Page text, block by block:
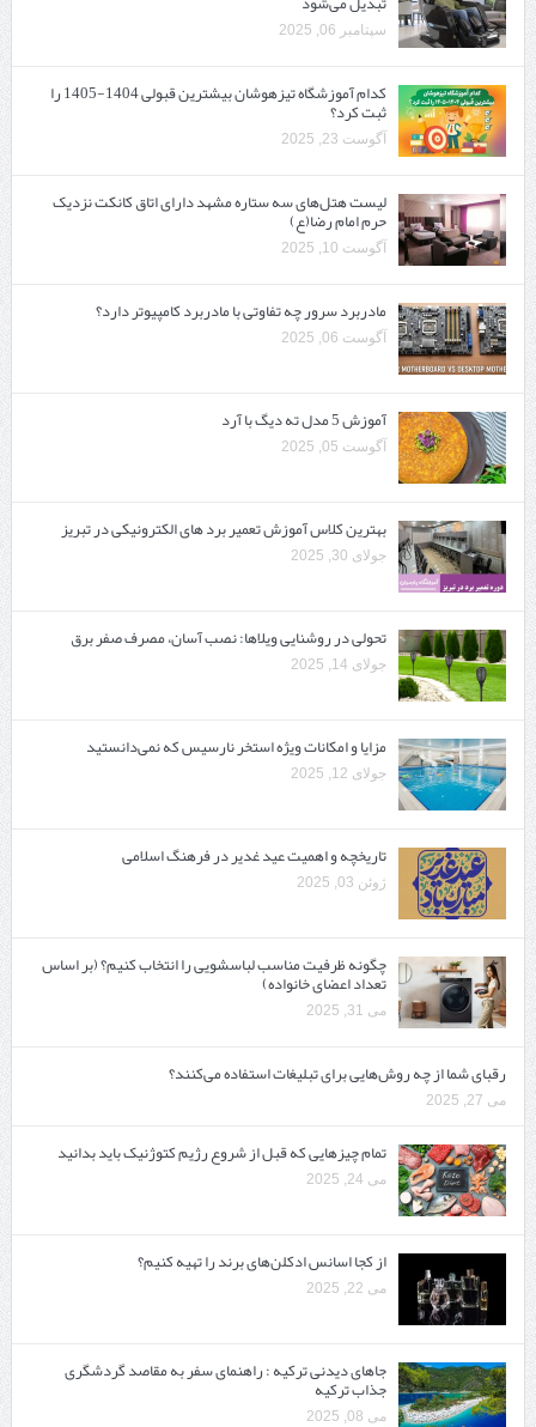
سپتامبر 06, 2025
کدام آموزشگاه تیزهوشان بیشترین قبولی 1404-1405 را
ثبت کرد؟
آگوست 23, 2025
لیست هتل‌های سه ستاره مشهد دارای اتاق کانکت نزدیک
حرم امام رضا(ع)
آگوست 10, 2025
مادربرد سرور چه تفاوتی با مادربرد کامپیوتر دارد؟
آگوست 06, 2025
آموزش 5 مدل ته دیگ با آرد
آگوست 05, 2025
بهترین کلاس آموزش تعمیر برد های الکترونیکی در تبریز
جولای 30, 2025
تحولی در روشنایی ویلاها: نصب آسان، مصرف صفر برق
جولای 14, 2025
مزایا و امکانات ویژه استخر نارسیس که نمی‌دانستید
جولای 12, 2025
تاریخچه و اهمیت عید غدیر در فرهنگ اسلامی
ژوئن 03, 2025
چگونه ظرفیت مناسب لباسشویی را انتخاب کنیم؟ (بر اساس
تعداد اعضای خانواده)
می 31, 2025
رقبای شما از چه روش‌هایی برای تبلیغات استفاده می‌کنند؟
می 27, 2025
تمام چیزهایی که قبل از شروع رژیم کتوژنیک باید بدانید‎
می 24, 2025
از کجا اسانس ادکلن‌های برند را تهیه کنیم؟
می 22, 2025
جاهای دیدنی ترکیه : راهنمای سفر به مقاصد گردشگری
جذاب ترکیه
می 08, 2025